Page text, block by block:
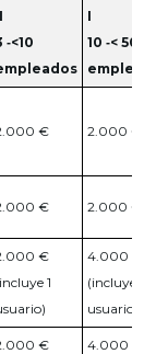
‐<10
I
10 ‐< 50
€ 2.000 €
€ 2.000 €
€
1
4.000 €
(incluye 3
usuarios)
€
4.000 €